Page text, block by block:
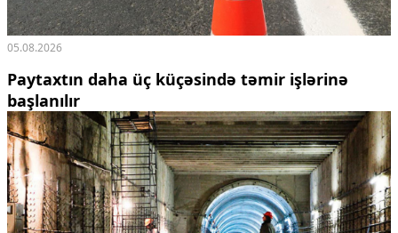
05.08.2026
Paytaxtın daha üç küçəsində təmir işlərinə
başlanılır